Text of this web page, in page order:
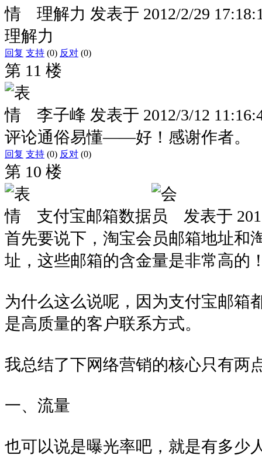
理解力 发表于 2012/2/29
理解力
回复 支持 (0) 反对 (0)
第 11 楼
李子峰 发表于 2012/3/12
评论通俗易懂——好！感谢作者。
回复 支持 (0) 反对 (0)
第 10 楼
支付宝邮箱数据 发表于
首先要说下，淘宝会员邮箱地址和
址，这些邮箱的含金量是非常高的
为什么这么说呢，因为支付宝邮箱
是高质量的客户联系方式。
我总结了下网络营销的核心只有两
一、流量
也可以说是曝光率吧，就是有多少